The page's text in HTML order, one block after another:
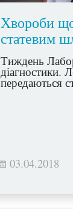
Хвороби
статевим
Тиждень
діагностики.
передаються
03.04.2018